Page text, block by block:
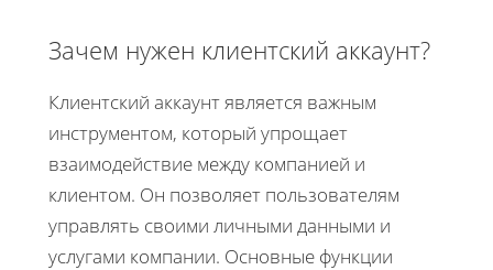
Зачем нужен клиентский аккаунт?
Клиентский аккаунт является важным
инструментом, который упрощает
взаимодействие между компанией и
клиентом. Он позволяет пользователям
управлять своими личными данными и
услугами компании. Основные функции